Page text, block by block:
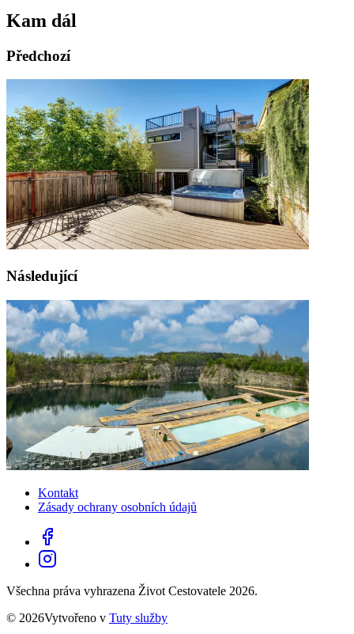
Kam dál
Předchozí
Následující
Kontakt
Zásady ochrany osobních údajů
Všechna práva vyhrazena Život Cestovatele 2026.
© 2026Vytvořeno v Tuty služby